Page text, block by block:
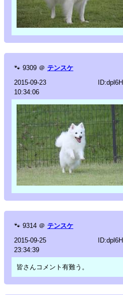
🐾 9309 ＠ テンスケ
2015-09-23
10:34:06
🐾 9314 ＠ テンスケ
2015-09-25
23:34:39
皆さんコメント有難う。